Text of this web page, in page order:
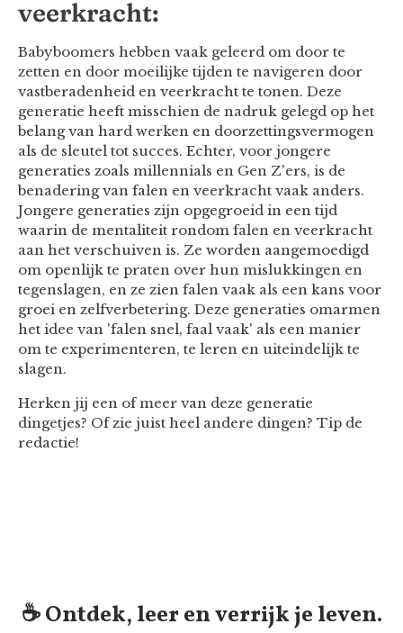
veerkracht:
Babyboomers hebben vaak geleerd om door te
zetten en door moeilijke tijden te navigeren door
vastberadenheid en veerkracht te tonen. Deze
generatie heeft misschien de nadruk gelegd op het
belang van hard werken en doorzettingsvermogen
als de sleutel tot succes. Echter, voor jongere
generaties zoals millennials en Gen Z'ers, is de
benadering van falen en veerkracht vaak anders.
Jongere generaties zijn opgegroeid in een tijd
waarin de mentaliteit rondom falen en veerkracht
aan het verschuiven is. Ze worden aangemoedigd
om openlijk te praten over hun mislukkingen en
tegenslagen, en ze zien falen vaak als een kans voor
groei en zelfverbetering. Deze generaties omarmen
het idee van 'falen snel, faal vaak' als een manier
om te experimenteren, te leren en uiteindelijk te
slagen.
Herken jij een of meer van deze generatie
dingetjes? Of zie juist heel andere dingen? Tip de
redactie!
☕️ Ontdek, leer en verrijk je leven.